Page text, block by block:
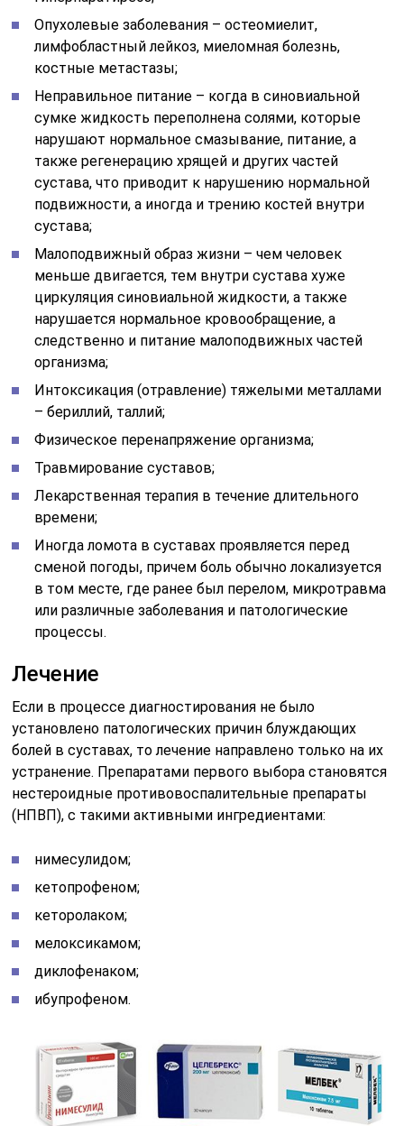
Опухолевые заболевания – остеомиелит,
лимфобластный лейкоз, миеломная болезнь,
костные метастазы;
Неправильное питание – когда в синовиальной
сумке жидкость переполнена солями, которые
нарушают нормальное смазывание, питание, а
также регенерацию хрящей и других частей
сустава, что приводит к нарушению нормальной
подвижности, а иногда и трению костей внутри
сустава;
Малоподвижный образ жизни – чем человек
меньше двигается, тем внутри сустава хуже
циркуляция синовиальной жидкости, а также
нарушается нормальное кровообращение, а
следственно и питание малоподвижных частей
организма;
Интоксикация (отравление) тяжелыми металлами
– бериллий, таллий;
Физическое перенапряжение организма;
Травмирование суставов;
Лекарственная терапия в течение длительного
времени;
Иногда ломота в суставах проявляется перед
сменой погоды, причем боль обычно локализуется
в том месте, где ранее был перелом, микротравма
или различные заболевания и патологические
процессы.
Лечение
Если в процессе диагностирования не было
установлено патологических причин блуждающих
болей в суставах, то лечение направлено только на их
устранение. Препаратами первого выбора становятся
нестероидные противовоспалительные препараты
(НПВП), с такими активными ингредиентами:
нимесулидом;
кетопрофеном;
кеторолаком;
мелоксикамом;
диклофенаком;
ибупрофеном.